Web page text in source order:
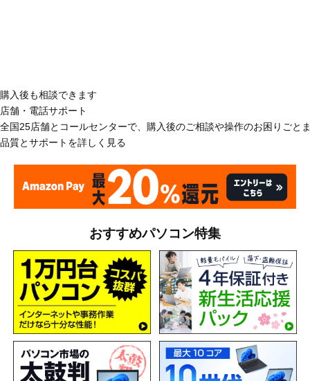
購入後も相談できます
店舗・電話サポート
全国25店舗とコールセンターで、購入後のご相談や操作のお困りごと
品質とサポートを詳しく見る
おすすめパソコン特集